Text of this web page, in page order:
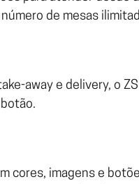
de mesas
away e delivery, o
cores, imagens e